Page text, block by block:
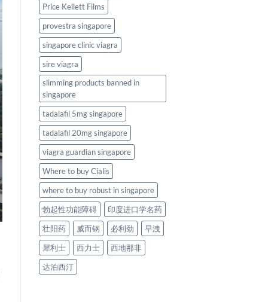
Price Kellett Films
provestra singapore
singapore clinic viagra
sire viagra
slimming products banned in
singapore
tadalafil 5mg singapore
tadalafil 20mg singapore
viagra guardian singapore
Where to buy Cialis
where to buy robust in singapore
勃起性功能障碍
印度进口学名药
壮阳药
威而钢 必利劲
早洩
犀利士
西力士
西地那非
达泊西汀